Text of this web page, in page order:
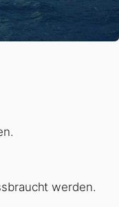
werden.